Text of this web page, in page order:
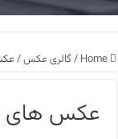
Home
/گالری عکس/
عکس های